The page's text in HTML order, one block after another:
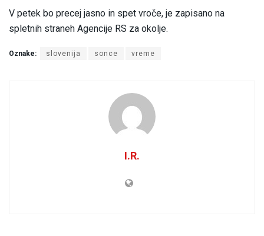
V petek bo precej jasno in spet vroče, je zapisano na
spletnih straneh Agencije RS za okolje.
Oznake: slovenija sonce vreme
I.R.